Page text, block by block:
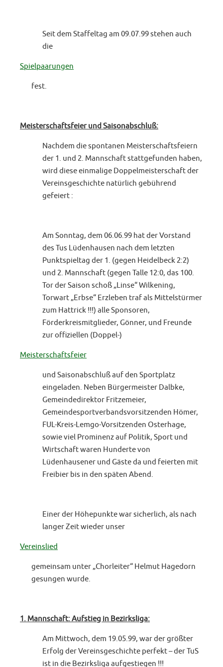
Seit dem Staffeltag am 09.07.99 stehen auch
die
Spielpaarungen
fest.
Meisterschaftsfeier und Saisonabschluß:
Nachdem die spontanen Meisterschaftsfeiern
der 1. und 2. Mannschaft stattgefunden haben,
wird diese einmalige Doppelmeisterschaft der
Vereinsgeschichte natürlich gebührend
gefeiert :
Am Sonntag, dem 06.06.99 hat der Vorstand
des Tus Lüdenhausen nach dem letzten
Punktspieltag der 1. (gegen Heidelbeck 2:2)
und 2. Mannschaft (gegen Talle 12:0, das 100.
Tor der Saison schoß „Linse“ Wilkening,
Torwart „Erbse“ Erzleben traf als Mittelstürmer
zum Hattrick !!!) alle Sponsoren,
Förderkreismitglieder, Gönner, und Freunde
zur offiziellen (Doppel-)
Meisterschaftsfeier
und Saisonabschluß auf den Sportplatz
eingeladen. Neben Bürgermeister Dalbke,
Gemeindedirektor Fritzemeier,
Gemeindesportverbandsvorsitzenden Hömer,
FUL-Kreis-Lemgo-Vorsitzenden Osterhage,
sowie viel Prominenz auf Politik, Sport und
Wirtschaft waren Hunderte von
Lüdenhausener und Gäste da und feierten mit
Freibier bis in den späten Abend.
Einer der Höhepunkte war sicherlich, als nach
langer Zeit wieder unser
Vereinslied
gemeinsam unter „Chorleiter“ Helmut Hagedorn
gesungen wurde.
1. Mannschaft: Aufstieg in Bezirksliga:
Am Mittwoch, dem 19.05.99, war der größter
Erfolg der Vereinsgeschichte perfekt – der TuS
ist in die Bezirksliga aufgestiegen !!!